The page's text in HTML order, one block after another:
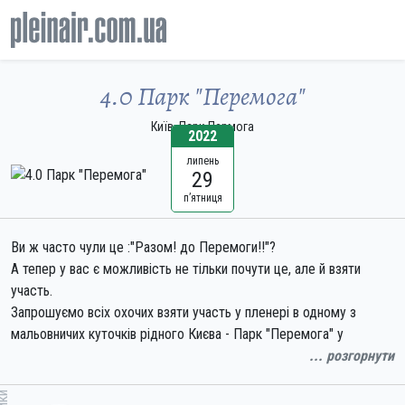
4.0 Парк "Перемога"
Київ, Парк Пермога
пленер
2022
липень
29
п’ятниця
Ви ж часто чули це :"Разом! до Перемоги!!"?
А тепер у вас є можливість не тільки почути це, але й взяти
участь.
Запрошуємо всіх охочих взяти участь у пленері в одному з
мальовничих куточків рідного Києва - Парк "Перемога" у
... розгорнути